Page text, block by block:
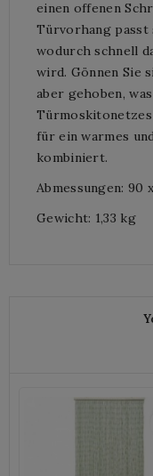
einen offenen
Türvorhang passt
wodurch schnell
wird. Gönnen Sie
aber gehoben,
Türmoskitonetzes
für ein warmes
kombiniert.
Abmessungen: 90
Gewicht: 1,33 kg